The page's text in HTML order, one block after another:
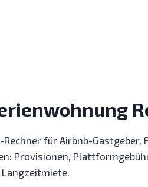
für Airbnb-
Provisionen,